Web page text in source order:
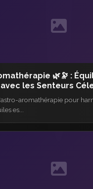
🌿🔭 :
les Senteurs
aromathérapie pour
es...